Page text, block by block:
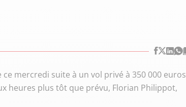
mercredi suite à un vol privé à 350 000 euros
heures plus tôt que prévu, Florian Philippot,